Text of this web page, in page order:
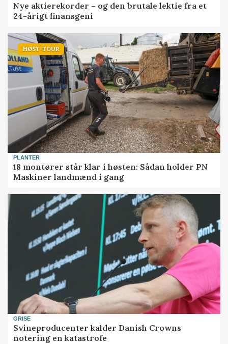
Nye aktierekorder – og den brutale lektie fra et
24-årigt finansgeni
HØST-TOUR
PLANTER
18 montører står klar i høsten: Sådan holder PN
Maskiner landmænd i gang
GRISE
Svineproducenter kalder Danish Crowns
notering en katastrofe